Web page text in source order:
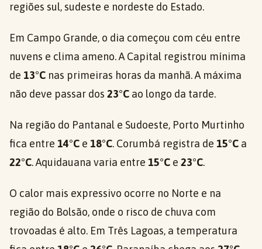
regiões sul, sudeste e nordeste do Estado.
Em Campo Grande, o dia começou com céu entre
nuvens e clima ameno. A Capital registrou mínima
de 13°C nas primeiras horas da manhã. A máxima
não deve passar dos 23°C ao longo da tarde.
Na região do Pantanal e Sudoeste, Porto Murtinho
fica entre 14°C e 18°C. Corumbá registra de 15°C a
22°C. Aquidauana varia entre 15°C e 23°C.
O calor mais expressivo ocorre no Norte e na
região do Bolsão, onde o risco de chuva com
trovoadas é alto. Em Três Lagoas, a temperatura